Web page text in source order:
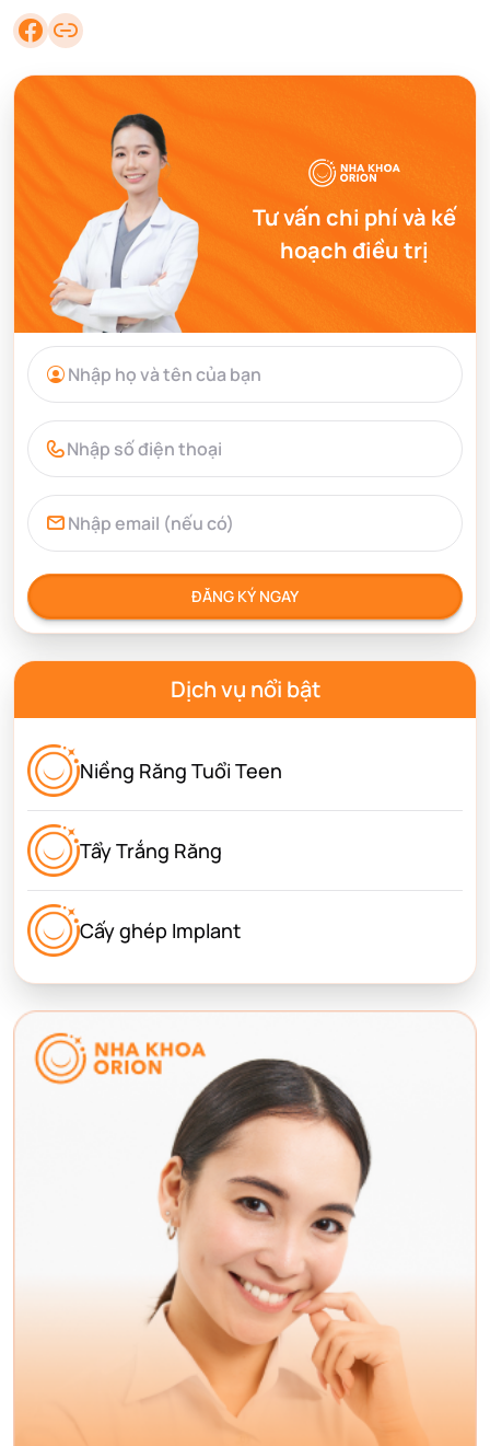
Tư vấn chi phí và kế
hoạch điều trị
ĐĂNG KÝ NGAY
Dịch vụ nổi bật
Niềng Răng Tuổi Teen
Tẩy Trắng Răng
Cấy ghép Implant